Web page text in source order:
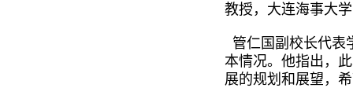
教授，大连海事大
管仁国副校长代表
本情况。他指出，
展的规划和展望，